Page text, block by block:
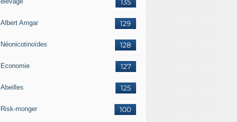
129
Albert Amgar
128
Néonicotinoïdes
127
Economie
125
Abeilles
100
Risk-monger